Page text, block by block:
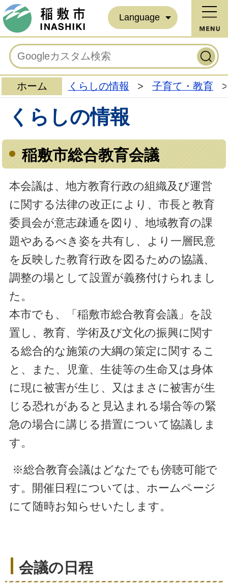
Language
ホーム くらしの情報 > 子育て・教育 >
くらしの情報
稲敷市総合教育会議
本会議は、地方教育行政の組織及び運営
に関する法律の改正により、市長と教育
委員会が意志疎通を図り、地域教育の課
題やあるべき姿を共有し、より一層民意
を反映した教育行政を図るための協議、
調整の場として設置が義務付けられまし
た。
本市でも、「稲敷市総合教育会議」を設
置し、教育、学術及び文化の振興に関す
る総合的な施策の大綱の策定に関するこ
と、また、児童、生徒等の生命又は身体
に現に被害が生じ、又はまさに被害が生
じる恐れがあると見込まれる場合等の緊
急の場合に講じる措置について協議しま
す。
※総合教育会議はどなたでも傍聴可能で
す。開催日程については、ホームページ
にて随時お知らせいたします。
会議の日程